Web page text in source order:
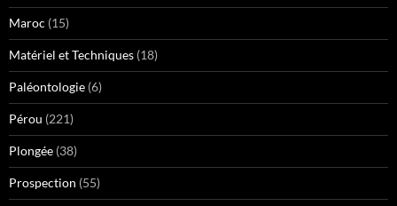
Maroc (15)
Matériel et Techniques (18)
Paléontologie (6)
Pérou (221)
Plongée (38)
Prospection (55)